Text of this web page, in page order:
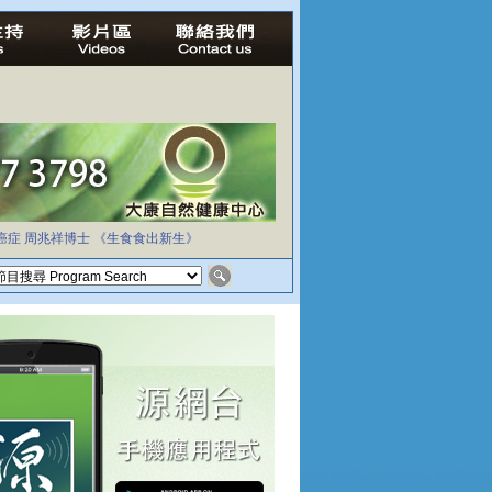
症 周兆祥博士 《生食食出新生》